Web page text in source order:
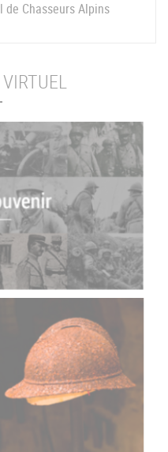
Chasseurs Alpins
VIRTUEL